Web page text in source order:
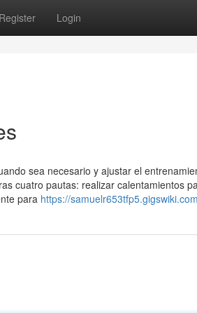
Register Login
sea necesario y ajustar el
cuatro pautas: realizar calentamientos
para https://